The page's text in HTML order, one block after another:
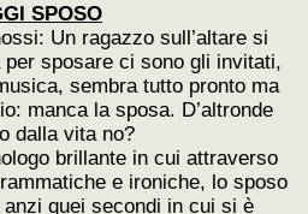
SPOSO
Un ragazzo sull’altare si
per sposare ci sono gli invitati,
sembra tutto pronto ma
manca la sposa. D’altronde
dalla vita no?
brillante in cui attraverso
e ironiche, lo sposo
quei secondi in cui si è